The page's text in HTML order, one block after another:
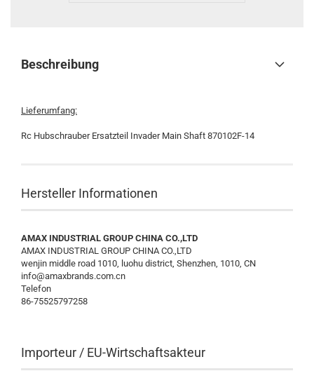
Beschreibung
Lieferumfang:
Rc Hubschrauber Ersatzteil Invader Main Shaft 870102F-14
Hersteller Informationen
AMAX INDUSTRIAL GROUP CHINA CO.,LTD
AMAX INDUSTRIAL GROUP CHINA CO.,LTD
wenjin middle road 1010, luohu district, Shenzhen, 1010, CN
info@amaxbrands.com.cn
Telefon
86-75525797258
Importeur / EU-Wirtschaftsakteur